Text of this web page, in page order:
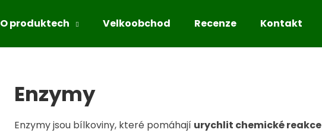
O produktech Velkoobchod Recenze Kontakty
Enzymy
Enzymy jsou bílkoviny, které pomáhají urychlit chemické reakce